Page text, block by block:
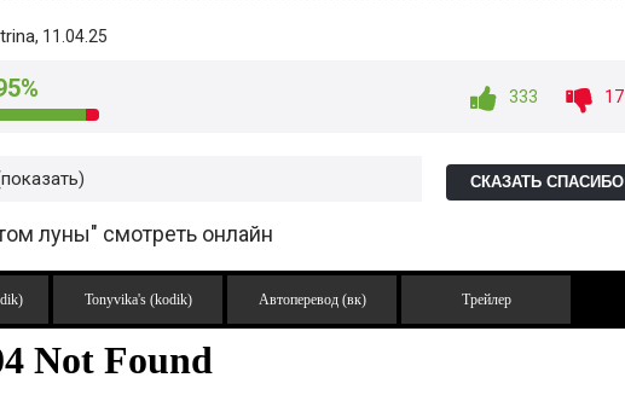
, 11.04.25
333 17
показать СКАЗАТЬ СПАСИБО
луны" смотреть онлайн
Tonyvika's (kodik) Автоперевод (вк) Трейлер